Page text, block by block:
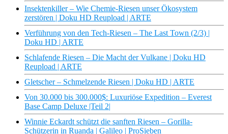
Insektenkiller – Wie Chemie-Riesen unser Ökosystem
zerstören | Doku HD Reupload | ARTE
Verführung von den Tech-Riesen – The Last Town (2/3) |
Doku HD | ARTE
Schlafende Riesen – Die Macht der Vulkane | Doku HD
Reupload | ARTE
Gletscher – Schmelzende Riesen | Doku HD | ARTE
Von 30.000 bis 300.000$: Luxuriöse Expedition – Everest
Base Camp Deluxe |Teil 2|
Winnie Eckardt schützt die sanften Riesen – Gorilla-
Schützerin in Ruanda | Galileo | ProSieben